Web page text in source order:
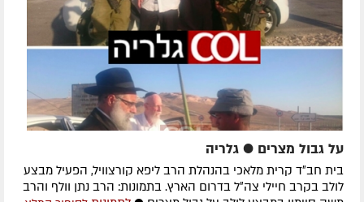
על גבול מצרים ● גלריה
בית חב״ד קרית מלאכי בהנהלת הרב ליפא קורצוויל, הפעיל מבצע
לולב בקרב חיילי צה״ל בדרום הארץ. בתמונות: הרב נתן וולף והרב